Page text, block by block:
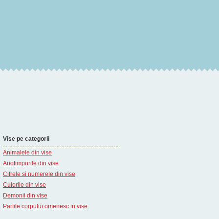
Vise pe categorii
Animalele din vise
Anotimpurile din vise
Cifrele si numerele din vise
Culorile din vise
Demonii din vise
Partile corpului omenesc in vise